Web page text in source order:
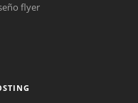
flyer